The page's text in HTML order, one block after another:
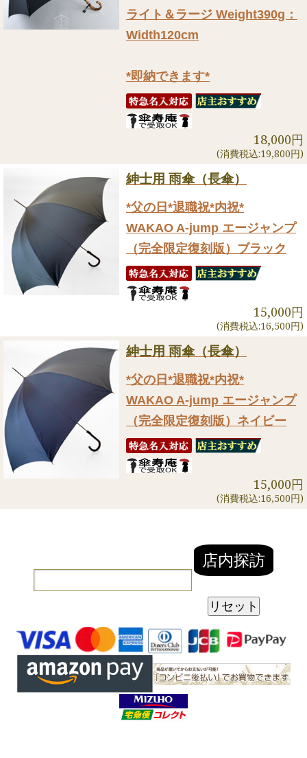
ライト＆ラージ Weight390g：
Width120cm
*即納できます*
18,000円
(消費税込:19,800円)
紳士用 雨傘（長傘）
*父の日*退職祝*内祝*
WAKAO A-jump エージャンプ
（完全限定復刻版）ブラック
15,000円
(消費税込:16,500円)
紳士用 雨傘（長傘）
*父の日*退職祝*内祝*
WAKAO A-jump エージャンプ
（完全限定復刻版）ネイビー
15,000円
(消費税込:16,500円)